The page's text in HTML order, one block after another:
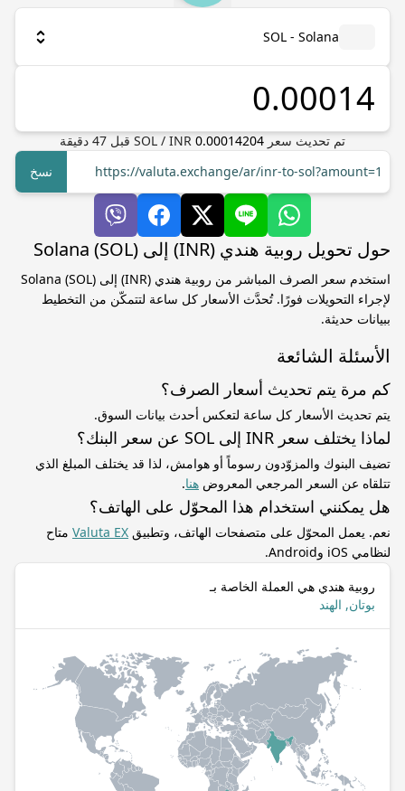
SOL - Solana
تم تحديث سعر SOL / INR 0.00014204 قبل 47 دقيقة
https://valuta.exchange/ar/inr-to-sol?amount=1
نسخ
حول تحويل روبية هندي (INR) إلى Solana (SOL)
استخدم سعر الصرف المباشر من روبية هندي (INR) إلى Solana (SOL)
لإجراء التحويلات فورًا. تُحدَّث الأسعار كل ساعة لتتمكّن من التخطيط
ببيانات حديثة.
الأسئلة الشائعة
كم مرة يتم تحديث أسعار الصرف؟
يتم تحديث الأسعار كل ساعة لتعكس أحدث بيانات السوق.
لماذا يختلف سعر INR إلى SOL عن سعر البنك؟
تضيف البنوك والمزوّدون رسوماً أو هوامش، لذا قد يختلف المبلغ الذي
تتلقاه عن السعر المرجعي المعروض هنا.
هل يمكنني استخدام هذا المحوّل على الهاتف؟
نعم. يعمل المحوّل على متصفحات الهاتف، وتطبيق Valuta EX متاح
لنظامي iOS وAndroid.
روبية هندي هي العملة الخاصة بـ
بوتان, الهند